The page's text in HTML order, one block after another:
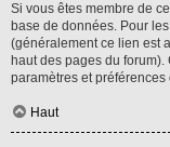
Si vous êtes membre de
base de données. Pour
(généralement ce lien est
haut des pages du
paramètres et préférences
Haut